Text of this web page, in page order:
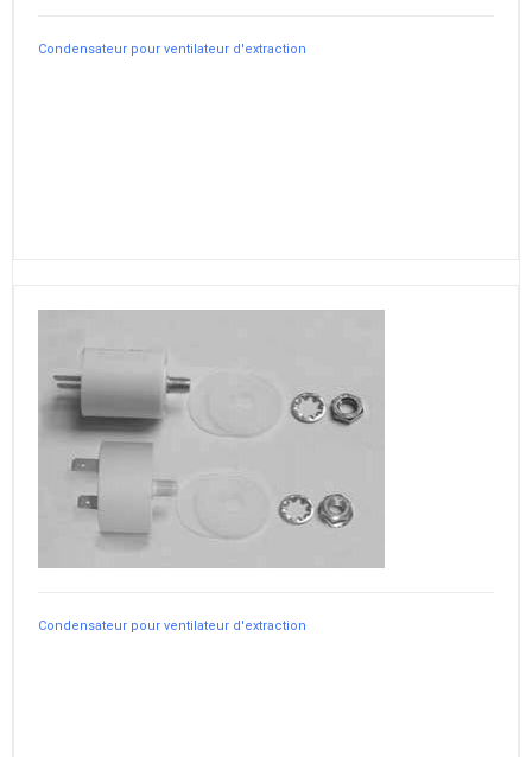
Condensateur pour ventilateur d'extraction
Condensateur pour ventilateur d'extraction